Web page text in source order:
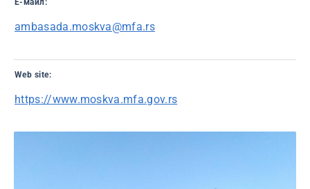
Е-маил:
ambasada.moskva@mfa.rs
Web site:
https://www.moskva.mfa.gov.rs